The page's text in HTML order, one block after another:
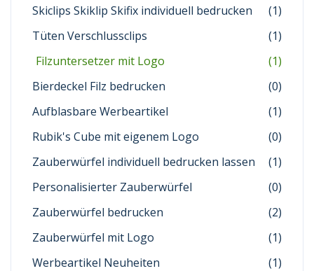
Skiclips Skiklip Skifix individuell bedrucken
(1)
Tüten Verschlussclips
(1)
Filzuntersetzer mit Logo
(1)
Bierdeckel Filz bedrucken
(0)
Aufblasbare Werbeartikel
(1)
Rubik's Cube mit eigenem Logo
(0)
Zauberwürfel individuell bedrucken lassen
(1)
Personalisierter Zauberwürfel
(0)
Zauberwürfel bedrucken
(2)
Zauberwürfel mit Logo
(1)
Werbeartikel Neuheiten
(1)